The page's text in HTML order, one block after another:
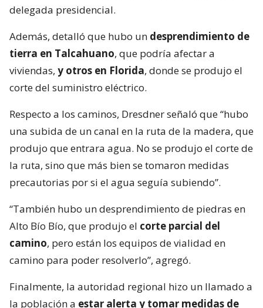
delegada presidencial.
Además, detalló que hubo un desprendimiento de
tierra en Talcahuano, que podría afectar a
viviendas, y otros en Florida, donde se produjo el
corte del suministro eléctrico.
Respecto a los caminos, Dresdner señaló que “hubo
una subida de un canal en la ruta de la madera, que
produjo que entrara agua. No se produjo el corte de
la ruta, sino que más bien se tomaron medidas
precautorias por si el agua seguía subiendo”.
“También hubo un desprendimiento de piedras en
Alto Bío Bío, que produjo el corte parcial del
camino, pero están los equipos de vialidad en
camino para poder resolverlo”, agregó.
Finalmente, la autoridad regional hizo un llamado a
la población a estar alerta y tomar medidas de